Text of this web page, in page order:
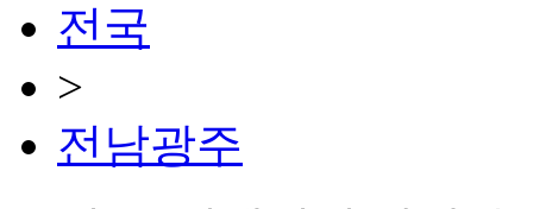
전국
>
전남광주